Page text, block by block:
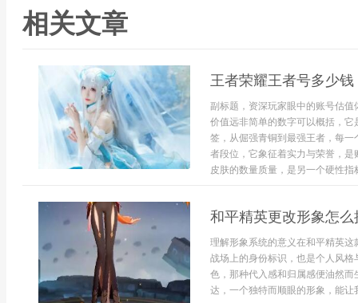
相关文章
王者荣耀王者号多少
副标题，资深玩家眼中的账号估
价值远非简单的数字可以概括，
签，从倔强青铜到最强王者，每
者段位，它象征着实力与荣誉，
皮肤的数量质量，是另一个硬性指
和平精英更改形象怎
理解形象系统的意义在和平精英
战场上的身份标识，也是个人风
色，那种代入感和归属感便油然
达，一个独特而顺眼的形象，能让